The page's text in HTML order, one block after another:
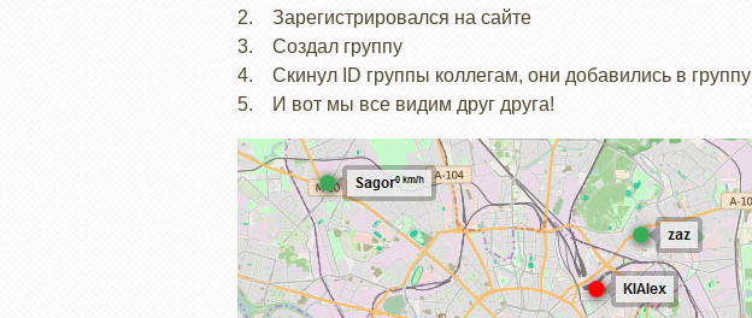
2. Зарегистрировался на сайте
3. Создал группу
4. Скинул ID группы коллегам, они добавились в группу
5. И вот мы все видим друг друга!